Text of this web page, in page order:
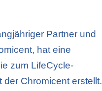
Partner und
hat eine
zum LifeCycle-
Chromicent erstellt.